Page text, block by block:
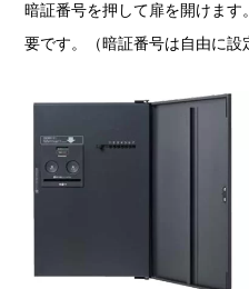
暗証番号を押して扉を開けま
要です。（暗証番号は自由に設